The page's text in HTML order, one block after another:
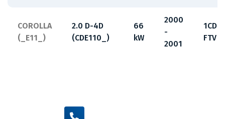
COROLLA
(_E11_)
2.0 D-4D
(CDE110_)
66
kW
2000
-
2001
1CD-
FTV